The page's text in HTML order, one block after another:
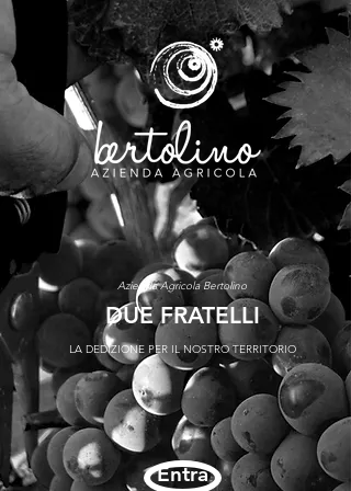
Azienda Agricola Bertolino
DUE FRATELLI
LA DEDIZIONE PER IL NOSTRO TERRITORIO
Entra